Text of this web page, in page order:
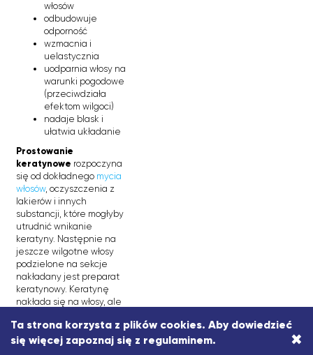
włosów
odbudowuje
odporność
wzmacnia i
uelastycznia
uodparnia włosy na
warunki pogodowe
(przeciwdziała
efektom wilgoci)
nadaje blask i
ułatwia układanie
Prostowanie
keratynowe rozpoczyna
się od dokładnego mycia
włosów, oczyszczenia z
lakierów i innych
substancji, które mogłyby
utrudnić wnikanie
keratyny. Następnie na
jeszcze wilgotne włosy
podzielone na sekcje
nakładany jest preparat
keratynowy. Keratynę
nakłada się na włosy, ale
Następnie rozczesuje się
włosy i kolejno pasmami
Ta strona korzysta z plików cookies. Aby dowiedzieć
się więcej zapoznaj się z regulaminem. ×